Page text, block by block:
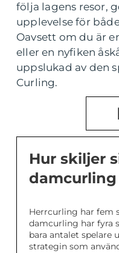
följa lagens resor,
upplevelse för
Oavsett om du är
eller en nyfiken
uppslukad av den
Curling.
Hur skiljer
damcurling
Herrcurling har fem
damcurling har fyra
bara antalet spelare
strategin som